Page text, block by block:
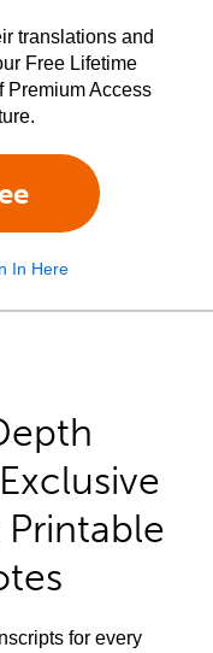
translations and
Free Lifetime
Premium Access
In Here
for every